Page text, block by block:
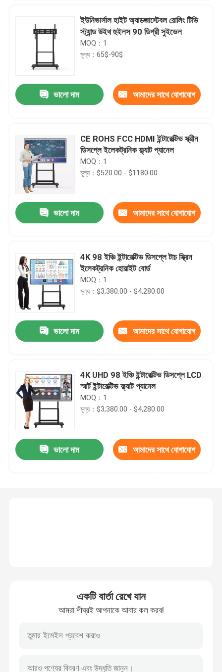
বাড়ি
পণ্য
আমাদের সম্পর্কে
55 ইঞ্চি স্মার্ট বোর্ড
65 ইঞ্চি স্মার্ট বোর্ড
ইউনিভার্সাল হাইট অ্যাডজাস্টেবল রোলিং টিভি
স্ট্যান্ড উইথ হুইলস 90 ডিগ্রী সুইভেল
MOQ：1
মূল্য：65$-90$
ভালো দাম আমাদের সাথে যোগাযোগ
CE ROHS FCC HDMI ইন্টারেক্টিভ স্ক্রীন
ডিসপ্লে ইলেকট্রনিক ফ্ল্যাট প্যানেল
MOQ：1
মূল্য：$520.00 - $1180.00
ভালো দাম আমাদের সাথে যোগাযোগ
4K 98 ইঞ্চি ইন্টারেক্টিভ ডিসপ্লে টাচ স্ক্রিন
ইলেকট্রনিক হোয়াইট বোর্ড
MOQ：1
মূল্য：$3,380.00 - $4,280.00
ভালো দাম আমাদের সাথে যোগাযোগ
4K UHD 98 ইঞ্চি ইন্টারেক্টিভ ডিসপ্লে LCD
স্মার্ট ইন্টারেক্টিভ ফ্ল্যাট প্যানেল
MOQ：1
মূল্য：$3,380.00 - $4,280.00
ভালো দাম আমাদের সাথে যোগাযোগ
একটি বার্তা রেখে যান
আমরা শীঘ্রই আপনাকে আবার কল করব!